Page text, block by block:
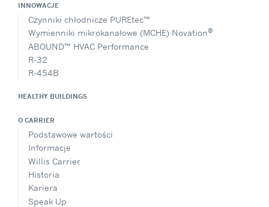
INNOWACJE
Czynniki chłodnicze PUREtec™
Wymienniki mikrokanałowe (MCHE) Novation®
ABOUND™ HVAC Performance
R-32
R-454B
HEALTHY BUILDINGS
O CARRIER
Podstawowe wartości
Informacje
Willis Carrier
Historia
Kariera
Speak Up